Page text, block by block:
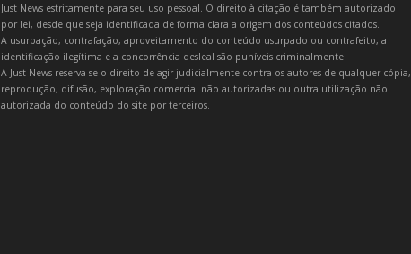
Just News estritamente para seu uso pessoal. O direito à citação é também autorizado
por lei, desde que seja identificada de forma clara a origem dos conteúdos citados.
A usurpação, contrafação, aproveitamento do conteúdo usurpado ou contrafeito, a
identificação ilegítima e a concorrência desleal são puníveis criminalmente.
A Just News reserva-se o direito de agir judicialmente contra os autores de qualquer cópia,
reprodução, difusão, exploração comercial não autorizadas ou outra utilização não
autorizada do conteúdo do site por terceiros.